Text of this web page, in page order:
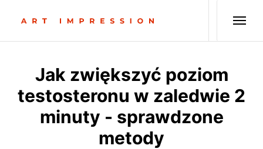
Jak zwiększyć poziom
testosteronu w zaledwie 2
minuty - sprawdzone
metody